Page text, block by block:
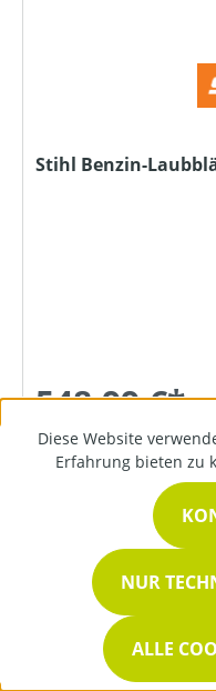
Stihl Benzin-
548,99 €*
Diese Website
Erfahrung bieten zu
NUR
ALLE